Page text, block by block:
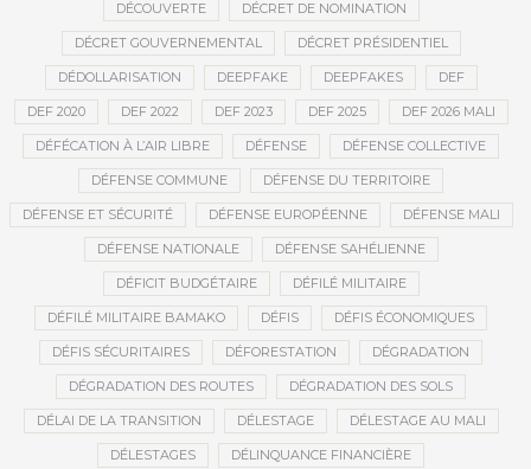
DÉCOUVERTE DÉCRET DE NOMINATION
DÉCRET GOUVERNEMENTAL DÉCRET PRÉSIDENTIEL
DÉDOLLARISATION DEEPFAKE DEEPFAKES DEF
DEF 2020 DEF 2022 DEF 2023 DEF 2025 DEF 2026 MALI
DÉFÉCATION À L’AIR LIBRE DÉFENSE DÉFENSE COLLECTIVE
DÉFENSE COMMUNE DÉFENSE DU TERRITOIRE
DÉFENSE ET SÉCURITÉ DÉFENSE EUROPÉENNE DÉFENSE MALI
DÉFENSE NATIONALE DÉFENSE SAHÉLIENNE
DÉFICIT BUDGÉTAIRE DÉFILÉ MILITAIRE
DÉFILÉ MILITAIRE BAMAKO DÉFIS DÉFIS ÉCONOMIQUES
DÉFIS SÉCURITAIRES DÉFORESTATION DÉGRADATION
DÉGRADATION DES ROUTES DÉGRADATION DES SOLS
DÉLAI DE LA TRANSITION DÉLESTAGE DÉLESTAGE AU MALI
DÉLESTAGES DÉLINQUANCE FINANCIÈRE